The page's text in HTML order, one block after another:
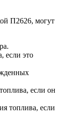
П2626, могут
если это
если он
топлива, если